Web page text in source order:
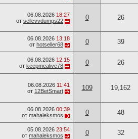
06.08.2026 18:27
от sellcvvdumps22 0 26
06.08.2026 13:18
от hotseller68 0 39
06.08.2026 12:15
от keepmealive78 0 26
06.08.2026 11:41
от 12BetSmart 109 19,162
06.08.2026 00:39
от mahaleksmos 0 48
05.08.2026 23:54
от mahaleksmos 0 32